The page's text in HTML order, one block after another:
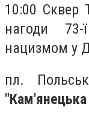
10:00 Сквер
нагоди
нацизмом у
пл.
"Кам'янецька